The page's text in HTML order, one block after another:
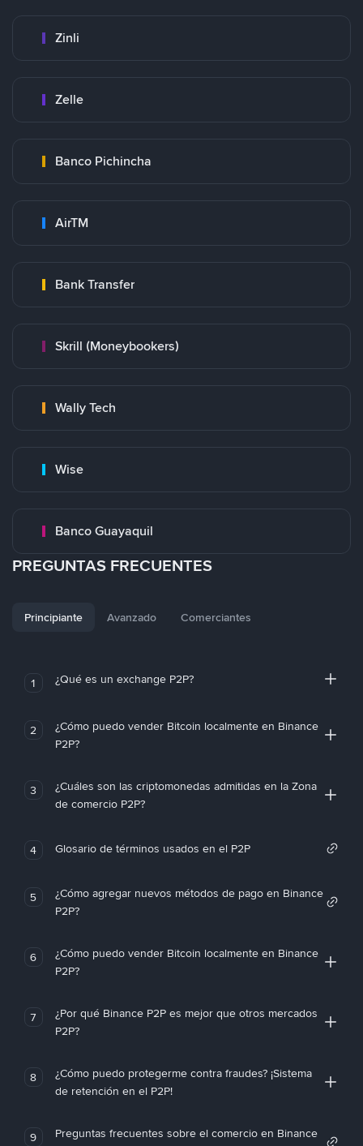
Zinli
Zelle
Banco Pichincha
AirTM
Bank Transfer
Skrill (Moneybookers)
Wally Tech
Wise
Banco Guayaquil
PREGUNTAS FRECUENTES
Principiante Avanzado Comerciantes
1 ¿Qué es un exchange P2P?
2
¿Cómo puedo vender Bitcoin localmente en Binance
P2P?
3
¿Cuáles son las criptomonedas admitidas en la Zona
de comercio P2P?
4 Glosario de términos usados en el P2P
5
¿Cómo agregar nuevos métodos de pago en Binance
P2P?
6
¿Cómo puedo vender Bitcoin localmente en Binance
P2P?
7
¿Por qué Binance P2P es mejor que otros mercados
P2P?
8
¿Cómo puedo protegerme contra fraudes? ¡Sistema
de retención en el P2P!
9
Preguntas frecuentes sobre el comercio en Binance